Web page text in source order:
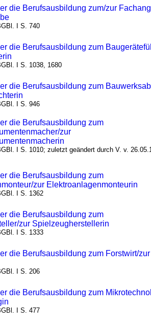
die Berufsausbildung zum/zur
I S. 740
die Berufsausbildung zum
I S. 1038, 1680
die Berufsausbildung zum
I S. 946
die Berufsausbildung zum
zur
I S. 1010; zuletzt geändert durch V. v.
die Berufsausbildung zum
zur Elektroanlagenmonteurin
I S. 1362
die Berufsausbildung zum
zur Spielzeugherstellerin
I S. 1333
die Berufsausbildung zum Forstwirt/zur
I S. 206
die Berufsausbildung zum
I S. 477